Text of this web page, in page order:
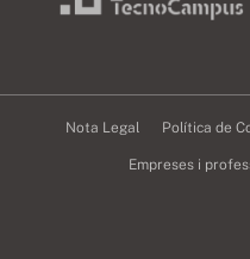
Nota Legal Política de
Empreses i